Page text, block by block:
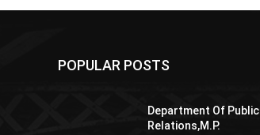
POPULAR POSTS
Department Of Public
Relations,M.P.